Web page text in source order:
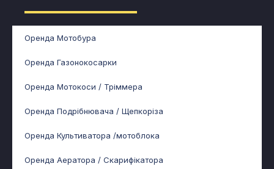
Оренда Мотобура
Оренда Газонокосарки
Оренда Мотокоси / Тріммера
Оренда Подрібнювача / Щепкоріза
Оренда Культиватора /мотоблока
Оренда Аератора / Скарифікатора